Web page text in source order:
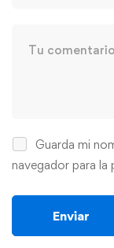
Guarda mi
navegador para la